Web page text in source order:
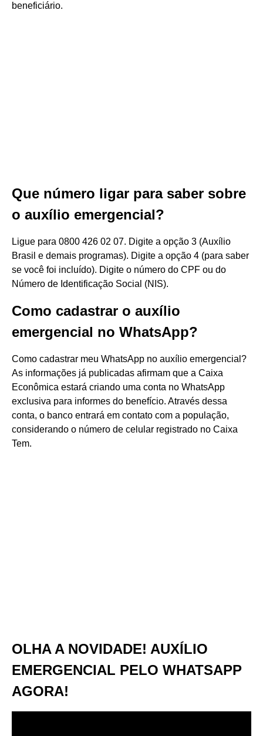
beneficiário.
Que número ligar para saber sobre
o auxílio emergencial?
Ligue para 0800 426 02 07. Digite a opção 3 (Auxílio
Brasil e demais programas). Digite a opção 4 (para saber
se você foi incluído). Digite o número do CPF ou do
Número de Identificação Social (NIS).
Como cadastrar o auxílio
emergencial no WhatsApp?
Como cadastrar meu WhatsApp no auxílio emergencial?
As informações já publicadas afirmam que a Caixa
Econômica estará criando uma conta no WhatsApp
exclusiva para informes do benefício. Através dessa
conta, o banco entrará em contato com a população,
considerando o número de celular registrado no Caixa
Tem.
OLHA A NOVIDADE! AUXÍLIO
EMERGENCIAL PELO WHATSAPP
AGORA!